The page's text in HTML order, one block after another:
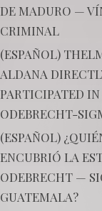
DE MADURO —
CRIMINAL
(ESPAÑOL)
ALDANA
PARTICIPATED IN
ODEBRECHT-
(ESPAÑOL)
ENCUBRIÓ LA
ODEBRECHT —
GUATEMALA?